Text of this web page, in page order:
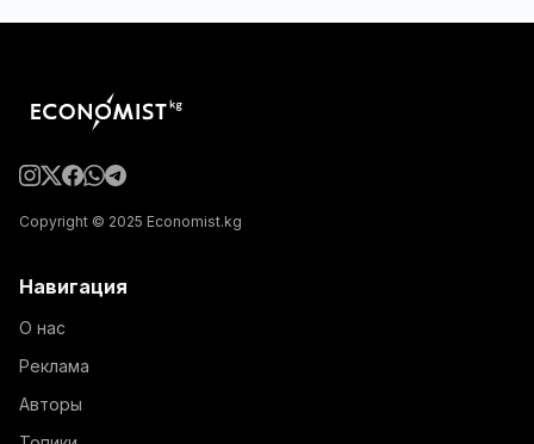
Copyright © 2025 Economist.kg
Навигация
О нас
Реклама
Авторы